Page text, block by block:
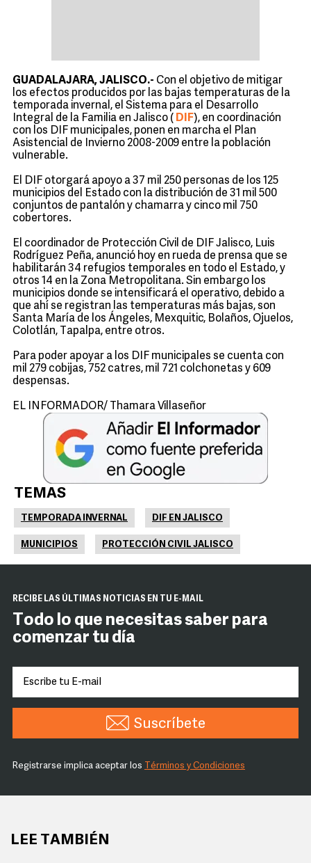
GUADALAJARA, JALISCO.- Con el objetivo de mitigar
los efectos producidos por las bajas temperaturas de la
temporada invernal, el Sistema para el Desarrollo
Integral de la Familia en Jalisco ( DIF), en coordinación
con los DIF municipales, ponen en marcha el Plan
Asistencial de Invierno 2008-2009 entre la población
vulnerable.
El DIF otorgará apoyo a 37 mil 250 personas de los 125
municipios del Estado con la distribución de 31 mil 500
conjuntos de pantalón y chamarra y cinco mil 750
cobertores.
El coordinador de Protección Civil de DIF Jalisco, Luis
Rodríguez Peña, anunció hoy en rueda de prensa que se
habilitarán 34 refugios temporales en todo el Estado, y
otros 14 en la Zona Metropolitana. Sin embargo los
municipios donde se intensificará el operativo, debido a
que ahí se registran las temperaturas más bajas, son
Santa María de los Ángeles, Mexquitic, Bolaños, Ojuelos,
Colotlán, Tapalpa, entre otros.
Para poder apoyar a los DIF municipales se cuenta con
mil 279 cobijas, 752 catres, mil 721 colchonetas y 609
despensas.
EL INFORMADOR/ Thamara Villaseñor
TEMAS
TEMPORADA INVERNAL DIF EN JALISCO
MUNICIPIOS PROTECCIÓN CIVIL JALISCO
RECIBE LAS ÚLTIMAS NOTICIAS EN TU E-MAIL
Todo lo que necesitas saber para
comenzar tu día
Suscríbete
Registrarse implica aceptar los Términos y Condiciones
LEE TAMBIÉN